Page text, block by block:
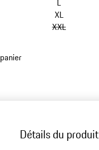
L
XL
XXL
Détails du produit